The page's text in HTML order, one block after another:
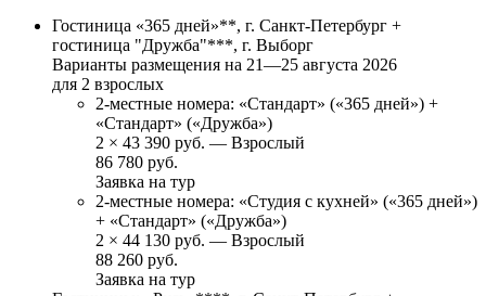
Гостиница «365 дней»**, г. Санкт-Петербург +
гостиница "Дружба"***, г. Выборг
Варианты размещения на 21—25 августа 2026
для 2 взрослых
2-местные номера: «Стандарт» («365 дней») +
«Стандарт» («Дружба»)
2 × 43 390 руб. — Взрослый
86 780 руб.
Заявка на тур
2-местные номера: «Студия с кухней» («365 дней»)
+ «Стандарт» («Дружба»)
2 × 44 130 руб. — Взрослый
88 260 руб.
Заявка на тур